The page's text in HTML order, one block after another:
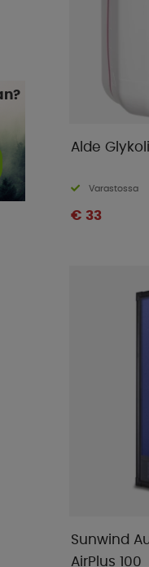
Varastossa
€ 33
Sunwind
AirPlus 100